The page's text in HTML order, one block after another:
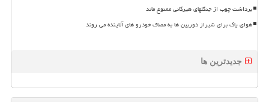
برداشت چوب از جنگلهای هیرکانی ممنوع ماند
هوای پاک برای شیراز دوربین ها به مصاف خودرو های آلاینده می روند
جدیدترین ها